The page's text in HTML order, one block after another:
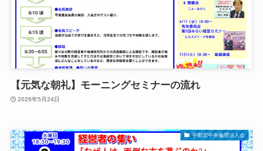
【元気な朝礼】モーニングセミナーの流れ
2026年5月24日
宇都宮中央倫理法人会